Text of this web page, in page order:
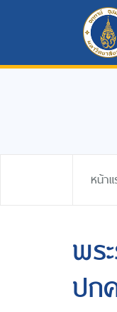
หน้า
พร
ปก